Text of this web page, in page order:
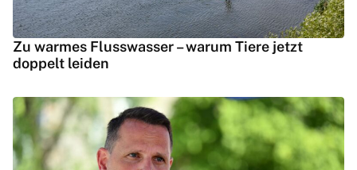
Zu warmes Flusswasser – warum Tiere jetzt
doppelt leiden